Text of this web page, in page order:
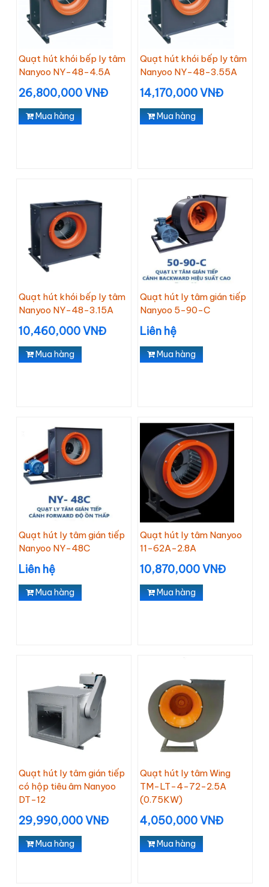
Quạt hút khói bếp ly tâm
Nanyoo NY-48-4.5A
26,800,000 VNĐ
Mua hàng
Quạt hút khói bếp ly tâm
Nanyoo NY-48-3.55A
14,170,000 VNĐ
Mua hàng
Quạt hút khói bếp ly tâm
Nanyoo NY-48-3.15A
10,460,000 VNĐ
Mua hàng
Quạt hút ly tâm gián tiếp
Nanyoo 5-90-C
Liên hệ
Mua hàng
Quạt hút ly tâm gián tiếp
Nanyoo NY-48C
Liên hệ
Mua hàng
Quạt hút ly tâm Nanyoo
11-62A-2.8A
10,870,000 VNĐ
Mua hàng
Quạt hút ly tâm gián tiếp
có hộp tiêu âm Nanyoo
DT-12
29,990,000 VNĐ
Mua hàng
Quạt hút ly tâm Wing
TM-LT-4-72-2.5A
(0.75KW)
4,050,000 VNĐ
Mua hàng